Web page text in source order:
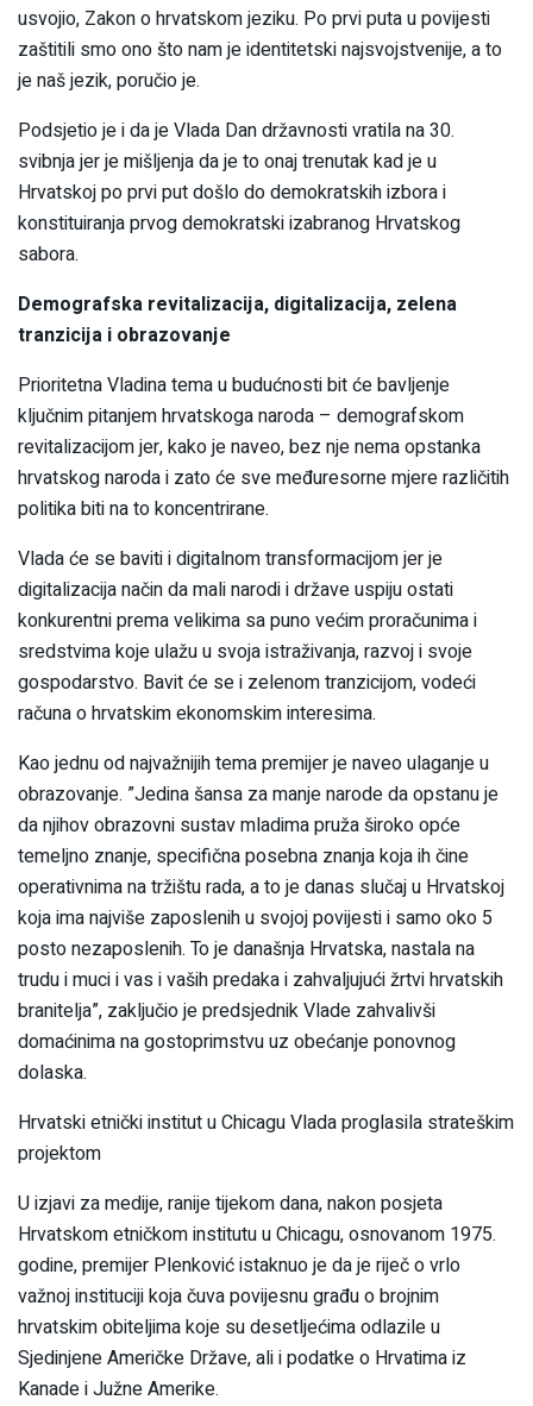
usvojio, Zakon o hrvatskom jeziku. Po prvi puta u povijesti
zaštitili smo ono što nam je identitetski najsvojstvenije, a to
je naš jezik, poručio je.
Podsjetio je i da je Vlada Dan državnosti vratila na 30.
svibnja jer je mišljenja da je to onaj trenutak kad je u
Hrvatskoj po prvi put došlo do demokratskih izbora i
konstituiranja prvog demokratski izabranog Hrvatskog
sabora.
Demografska revitalizacija, digitalizacija, zelena
tranzicija i obrazovanje
Prioritetna Vladina tema u budućnosti bit će bavljenje
ključnim pitanjem hrvatskoga naroda – demografskom
revitalizacijom jer, kako je naveo, bez nje nema opstanka
hrvatskog naroda i zato će sve međuresorne mjere različitih
politika biti na to koncentrirane.
Vlada će se baviti i digitalnom transformacijom jer je
digitalizacija način da mali narodi i države uspiju ostati
konkurentni prema velikima sa puno većim proračunima i
sredstvima koje ulažu u svoja istraživanja, razvoj i svoje
gospodarstvo. Bavit će se i zelenom tranzicijom, vodeći
računa o hrvatskim ekonomskim interesima.
Kao jednu od najvažnijih tema premijer je naveo ulaganje u
obrazovanje. ”Jedina šansa za manje narode da opstanu je
da njihov obrazovni sustav mladima pruža široko opće
temeljno znanje, specifična posebna znanja koja ih čine
operativnima na tržištu rada, a to je danas slučaj u Hrvatskoj
koja ima najviše zaposlenih u svojoj povijesti i samo oko 5
posto nezaposlenih. To je današnja Hrvatska, nastala na
trudu i muci i vas i vaših predaka i zahvaljujući žrtvi hrvatskih
branitelja”, zaključio je predsjednik Vlade zahvalivši
domaćinima na gostoprimstvu uz obećanje ponovnog
dolaska.
Hrvatski etnički institut u Chicagu Vlada proglasila strateškim
projektom
U izjavi za medije, ranije tijekom dana, nakon posjeta
Hrvatskom etničkom institutu u Chicagu, osnovanom 1975.
godine, premijer Plenković istaknuo je da je riječ o vrlo
važnoj instituciji koja čuva povijesnu građu o brojnim
hrvatskim obiteljima koje su desetljećima odlazile u
Sjedinjene Američke Države, ali i podatke o Hrvatima iz
Kanade i Južne Amerike.